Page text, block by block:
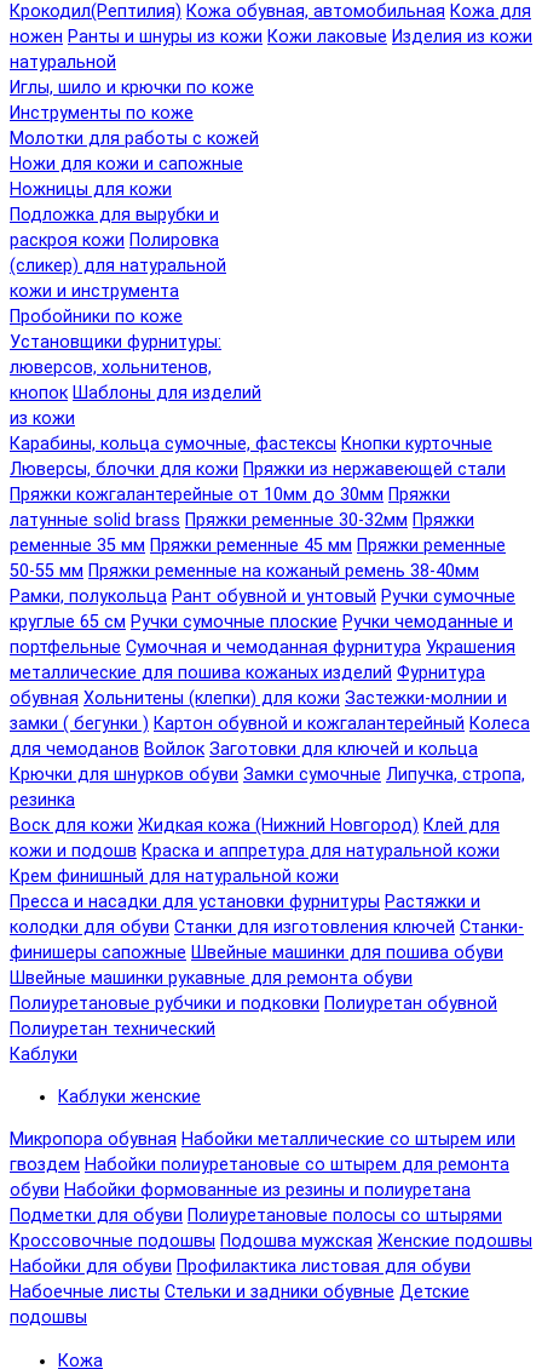
Крокодил(Рептилия) Кожа обувная, автомобильная Кожа для
ножен Ранты и шнуры из кожи Кожи лаковые Изделия из кожи
натуральной
Иглы, шило и крючки по коже
Инструменты по коже
Молотки для работы с кожей
Ножи для кожи и сапожные
Ножницы для кожи
Подложка для вырубки и
раскроя кожи Полировка
(сликер) для натуральной
кожи и инструмента
Пробойники по коже
Установщики фурнитуры:
люверсов, хольнитенов,
кнопок Шаблоны для изделий
из кожи
Карабины, кольца сумочные, фастексы Кнопки курточные
Люверсы, блочки для кожи Пряжки из нержавеющей стали
Пряжки кожгалантерейные от 10мм до 30мм Пряжки
латунные solid brass Пряжки ременные 30-32мм Пряжки
ременные 35 мм Пряжки ременные 45 мм Пряжки ременные
50-55 мм Пряжки ременные на кожаный ремень 38-40мм
Рамки, полукольца Рант обувной и унтовый Ручки сумочные
круглые 65 см Ручки сумочные плоские Ручки чемоданные и
портфельные Сумочная и чемоданная фурнитура Украшения
металлические для пошива кожаных изделий Фурнитура
обувная Хольнитены (клепки) для кожи Застежки-молнии и
замки ( бегунки ) Картон обувной и кожгалантерейный Колеса
для чемоданов Войлок Заготовки для ключей и кольца
Крючки для шнурков обуви Замки сумочные Липучка, стропа,
резинка
Воск для кожи Жидкая кожа (Нижний Новгород) Клей для
кожи и подошв Краска и аппретура для натуральной кожи
Крем финишный для натуральной кожи
Пресса и насадки для установки фурнитуры Растяжки и
колодки для обуви Станки для изготовления ключей Станки-
финишеры сапожные Швейные машинки для пошива обуви
Швейные машинки рукавные для ремонта обуви
Полиуретановые рубчики и подковки Полиуретан обувной
Полиуретан технический
Каблуки
Каблуки женские
Микропора обувная Набойки металлические со штырем или
гвоздем Набойки полиуретановые со штырем для ремонта
обуви Набойки формованные из резины и полиуретана
Подметки для обуви Полиуретановые полосы со штырями
Кроссовочные подошвы Подошва мужская Женские подошвы
Набойки для обуви Профилактика листовая для обуви
Набоечные листы Стельки и задники обувные Детские
подошвы
Кожа